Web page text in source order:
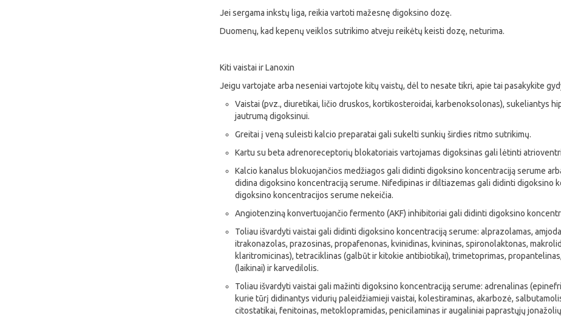
Jei sergama inkstų liga, reikia vartoti mažesnę digoksino dozę.
Duomenų, kad kepenų veiklos sutrikimo atveju reikėtų keisti dozę, neturima.
Kiti vaistai ir Lanoxin
Jeigu vartojate arba neseniai vartojote kitų vaistų, dėl to nesate tikri, apie tai pasakykite
Vaistai (pvz., diuretikai, ličio druskos, kortikosteroidai, karbenoksolonas), sukeliantys
jautrumą digoksinui.
Greitai į veną suleisti kalcio preparatai gali sukelti sunkių širdies ritmo sutrikimų.
Kartu su beta adrenoreceptorių blokatoriais vartojamas digoksinas gali lėtinti
Kalcio kanalus blokuojančios medžiagos gali didinti digoksino koncentraciją serume
didina digoksino koncentraciją serume. Nifedipinas ir diltiazemas gali didinti digoksino
digoksino koncentracijos serume nekeičia.
Angiotenziną konvertuojančio fermento (AKF) inhibitoriai gali didinti digoksino
Toliau išvardyti vaistai gali didinti digoksino koncentraciją serume: alprazolamas,
itrakonazolas, prazosinas, propafenonas, kvinidinas, kvininas, spironolaktonas,
klaritromicinas), tetraciklinas (galbūt ir kitokie antibiotikai), trimetoprimas,
(laikinai) ir karvedilolis.
Toliau išvardyti vaistai gali mažinti digoksino koncentraciją serume: adrenalinas
kurie tūrį didinantys vidurių paleidžiamieji vaistai, kolestiraminas, akarbozė,
citostatikai, fenitoinas, metoklopramidas, penicilaminas ir augaliniai paprastųjų